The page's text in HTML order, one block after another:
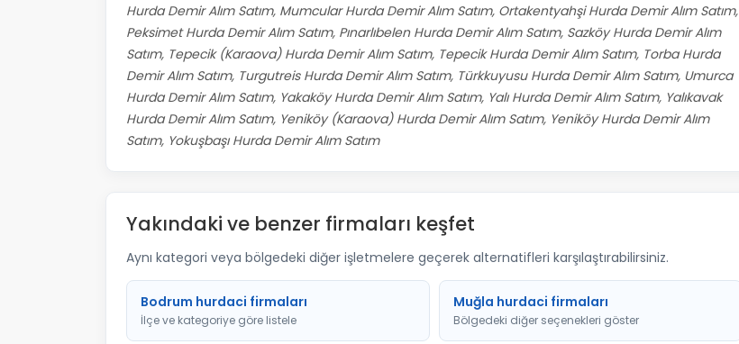
Hurda Demir Alım Satım, Mumcular Hurda Demir Alım Satım, Ortakentyahşi Hurda Demir Alım Satım,
Peksimet Hurda Demir Alım Satım, Pınarlıbelen Hurda Demir Alım Satım, Sazköy Hurda Demir Alım
Satım, Tepecik (Karaova) Hurda Demir Alım Satım, Tepecik Hurda Demir Alım Satım, Torba Hurda
Demir Alım Satım, Turgutreis Hurda Demir Alım Satım, Türkkuyusu Hurda Demir Alım Satım, Umurca
Hurda Demir Alım Satım, Yakaköy Hurda Demir Alım Satım, Yalı Hurda Demir Alım Satım, Yalıkavak
Hurda Demir Alım Satım, Yeniköy (Karaova) Hurda Demir Alım Satım, Yeniköy Hurda Demir Alım
Satım, Yokuşbaşı Hurda Demir Alım Satım
Yakındaki ve benzer firmaları keşfet
Aynı kategori veya bölgedeki diğer işletmelere geçerek alternatifleri karşılaştırabilirsiniz.
Bodrum hurdaci firmaları
İlçe ve kategoriye göre listele
Muğla hurdaci firmaları
Bölgedeki diğer seçenekleri göster